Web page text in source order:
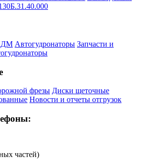
Автогудронаторы Запчасти и
фрезы Диски щеточные
Новости и отчеты отгрузок
частей)